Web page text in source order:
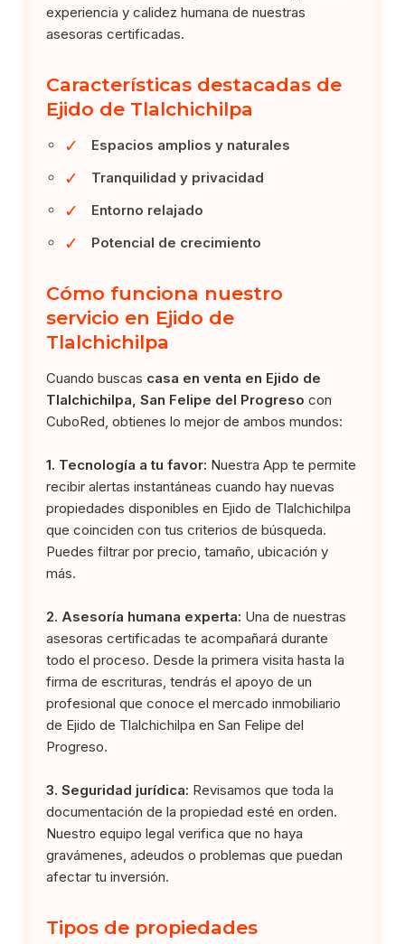
experiencia y calidez humana de nuestras
asesoras certificadas.
Características destacadas de
Ejido de Tlalchichilpa
✓ Espacios amplios y naturales
✓ Tranquilidad y privacidad
✓ Entorno relajado
✓ Potencial de crecimiento
Cómo funciona nuestro
servicio en Ejido de
Tlalchichilpa
Cuando buscas casa en venta en Ejido de
Tlalchichilpa, San Felipe del Progreso con
CuboRed, obtienes lo mejor de ambos mundos:
1. Tecnología a tu favor: Nuestra App te permite
recibir alertas instantáneas cuando hay nuevas
propiedades disponibles en Ejido de Tlalchichilpa
que coinciden con tus criterios de búsqueda.
Puedes filtrar por precio, tamaño, ubicación y
más.
2. Asesoría humana experta: Una de nuestras
asesoras certificadas te acompañará durante
todo el proceso. Desde la primera visita hasta la
firma de escrituras, tendrás el apoyo de un
profesional que conoce el mercado inmobiliario
de Ejido de Tlalchichilpa en San Felipe del
Progreso.
3. Seguridad jurídica: Revisamos que toda la
documentación de la propiedad esté en orden.
Nuestro equipo legal verifica que no haya
gravámenes, adeudos o problemas que puedan
afectar tu inversión.
Tipos de propiedades